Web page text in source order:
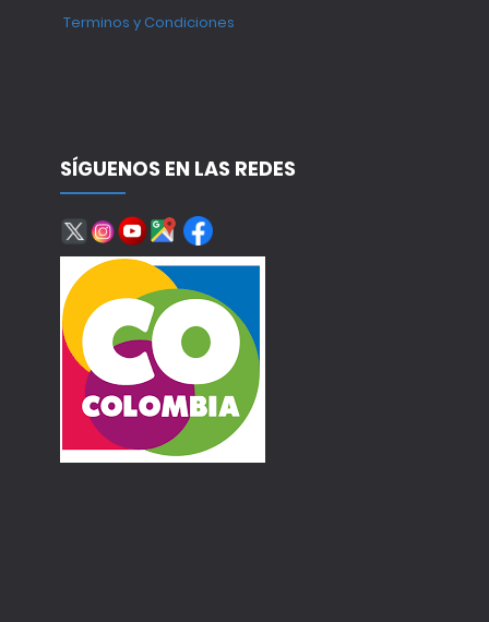
Terminos y Condiciones
SÍGUENOS EN LAS REDES